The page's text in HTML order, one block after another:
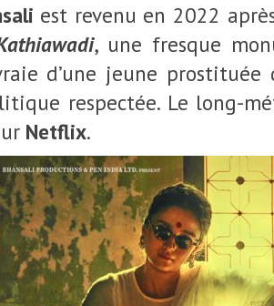
est revenu en 2022
, une fresque
d’une jeune prostituée
respectée. Le long-
Netflix.